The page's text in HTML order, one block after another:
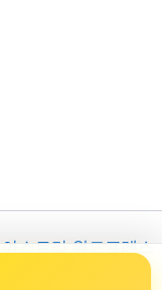
아스트라 워드프레스